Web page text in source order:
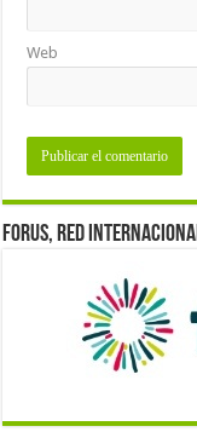
Web
Forus, red